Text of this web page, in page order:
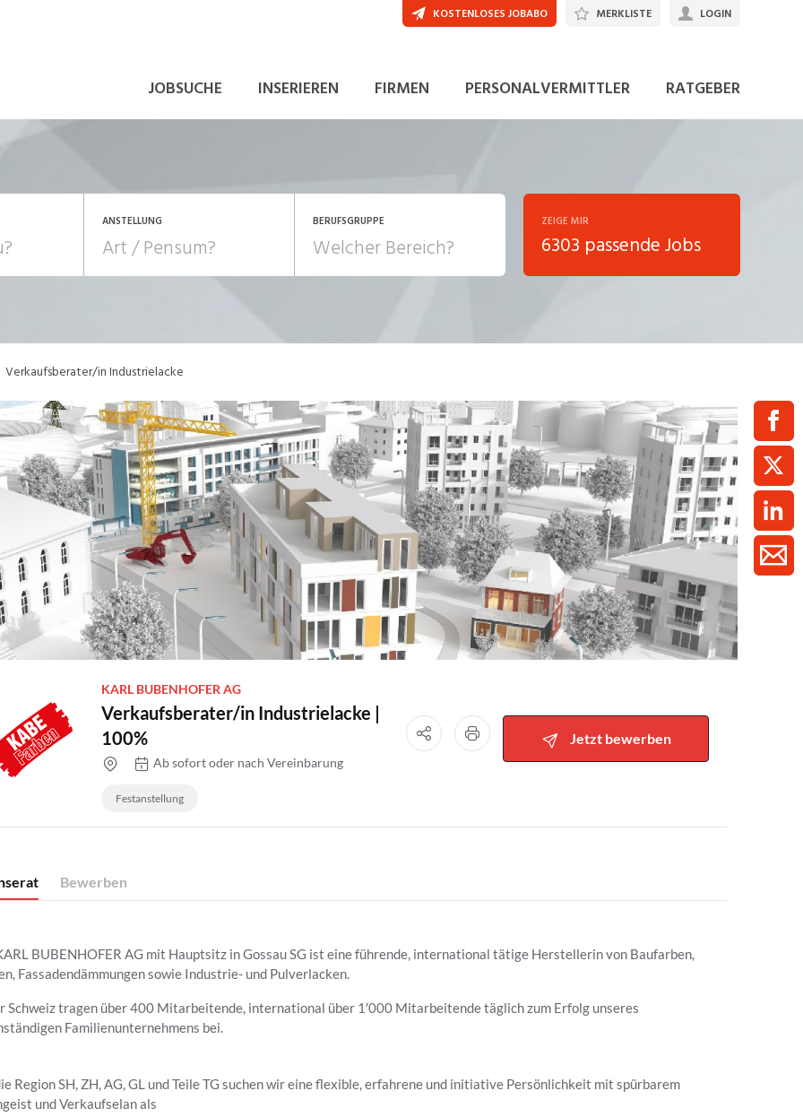
JOBSUCHE INSERIEREN FIRMEN PERSONALVERMITTLER RATGEBER
KOSTENLOSES JOBABO MERKLISTE LOGIN
ANSTELLUNG
Temporär (befristet)
Praktikum
Ferienjob
Management / Kader
BERUFSGRUPPE
Human Resources
Controlling, Treuhand, Gartenbau, Landwirtschaft,
Forstwirtschaft
Facility Management,
Reinigung
Industrie, Maschinenbau,
Anlagenbau, Produktion
Kaufm. Berufe, Kundendienst,
Verwaltung
Körperpflege, Wellness
Elektronik, Optik, Textil Medizin, Gesundheitswesen,
Pflege
Rettung, Polizei, Zoll
ZEIGE MIR
6303 passende Jobs
Verkaufsberater/in Industrielacke
JETZT BEWERBEN